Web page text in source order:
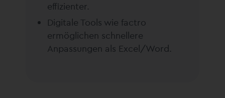
effizienter.
Digitale Tools wie factro
ermöglichen schnellere
Anpassungen als Excel/Word.